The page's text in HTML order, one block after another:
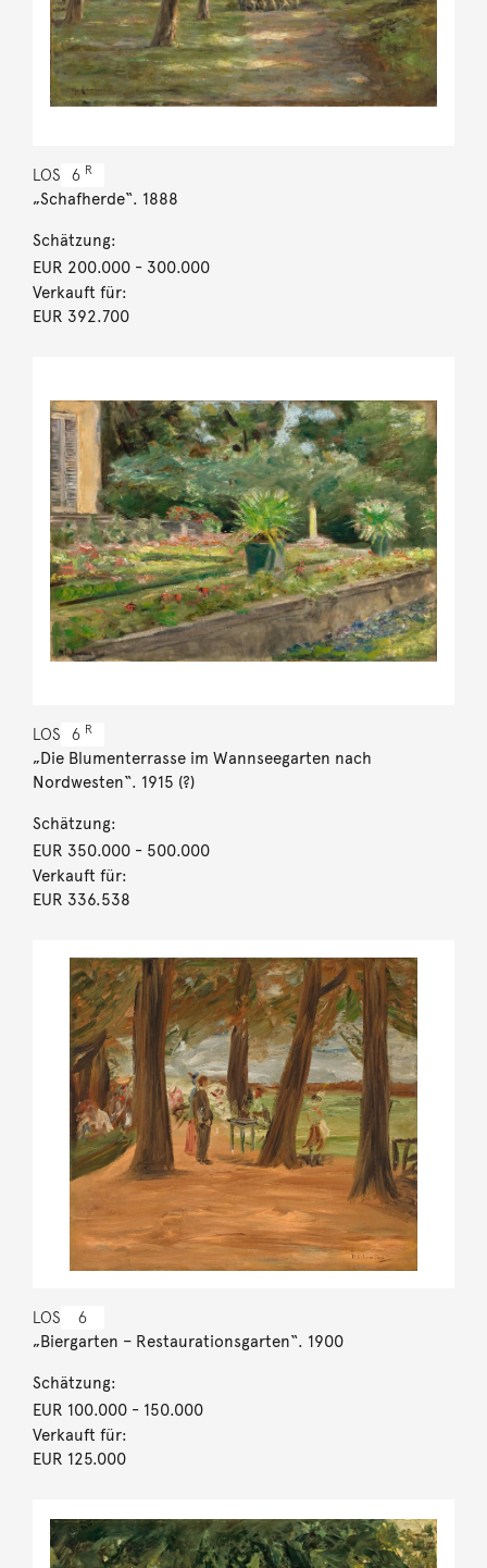
LOS 6 R
„Schafherde“. 1888
Schätzung:
EUR 200.000- 300.000
Verkauft für:
EUR 392.700
LOS 6 R
„Die Blumenterrasse im Wannseegarten nach
Nordwesten“. 1915 (?)
Schätzung:
EUR 350.000- 500.000
Verkauft für:
EUR 336.538
LOS 6
„Biergarten – Restaurationsgarten“. 1900
Schätzung:
EUR 100.000- 150.000
Verkauft für:
EUR 125.000